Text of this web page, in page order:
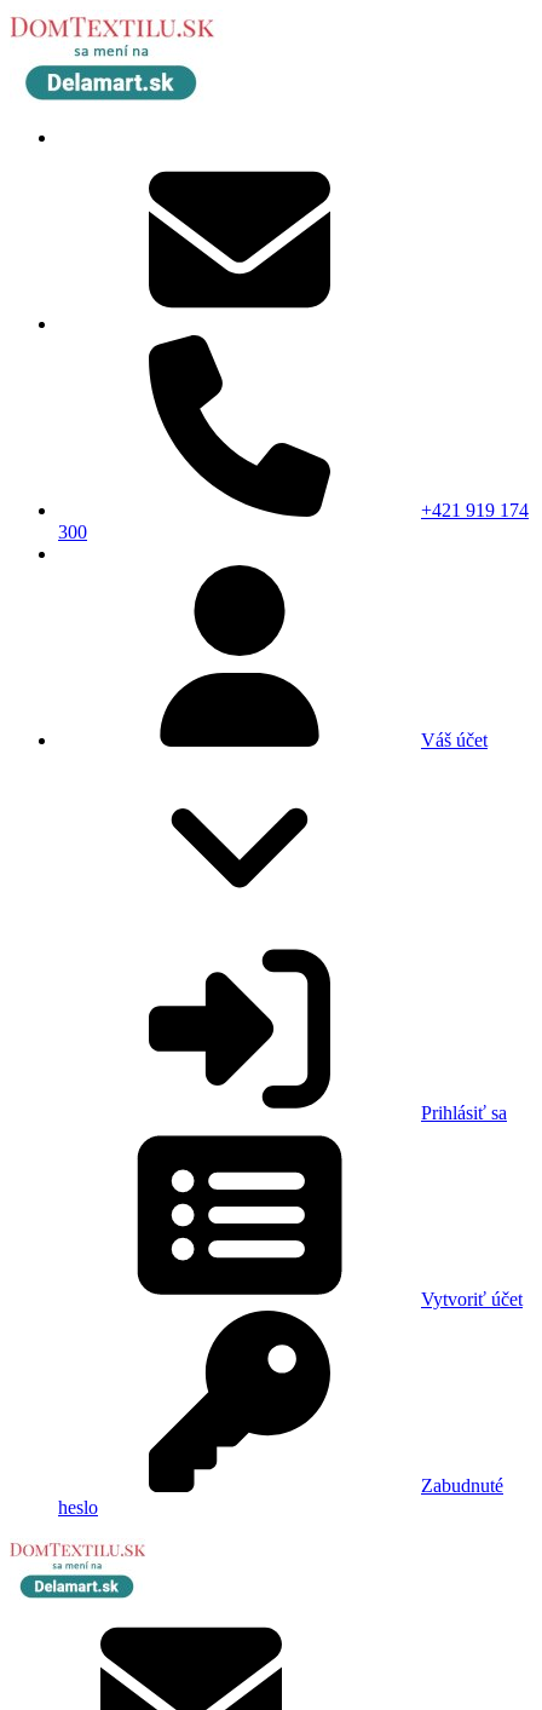
+421 919 174
300
Váš účet
Prihlásiť sa
Vytvoriť účet
Zabudnuté
heslo